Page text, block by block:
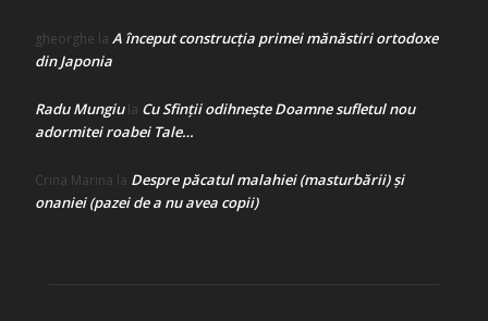
gheorghe la A început construcţia primei mănăstiri ortodoxe
din Japonia
Radu Mungiula Cu Sfinții odihnește Doamne sufletul nou
adormitei roabei Tale…
Crina Marina la Despre păcatul malahiei (masturbării) şi
onaniei (pazei de a nu avea copii)